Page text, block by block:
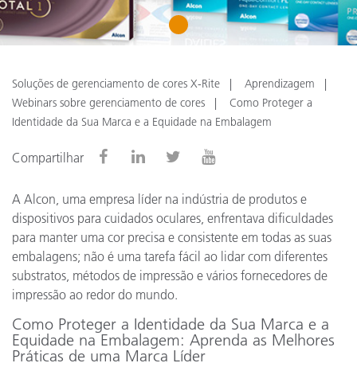
1
Soluções de gerenciamento de cores X-Rite
Aprendizagem
Webinars sobre gerenciamento de cores
Como Proteger a
Identidade da Sua Marca e a Equidade na Embalagem
Compartilhar
A Alcon, uma empresa líder na indústria de produtos e
dispositivos para cuidados oculares, enfrentava dificuldades
para manter uma cor precisa e consistente em todas as suas
embalagens; não é uma tarefa fácil ao lidar com diferentes
substratos, métodos de impressão e vários fornecedores de
impressão ao redor do mundo.
Como Proteger a Identidade da Sua Marca e a
Equidade na Embalagem: Aprenda as Melhores
Práticas de uma Marca Líder